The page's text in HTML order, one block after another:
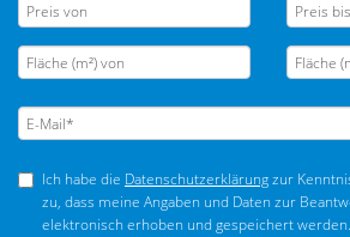
Ich habe die Datenschutzerklärungzur
zu, dass meine Angaben und Daten zur
elektronisch erhoben und gespeichert werden.